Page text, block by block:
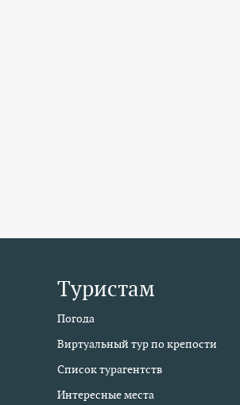
Туристам
Погода
Виртуальный тур по крепости
Список турагентств
Интересные места